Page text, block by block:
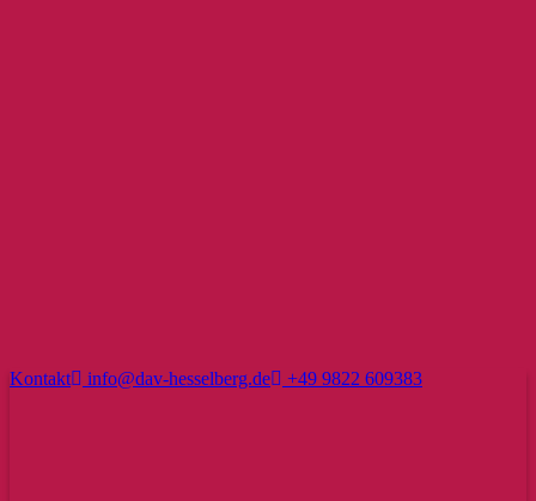
Kontakt info@dav-hesselberg.de +49 9822 609383